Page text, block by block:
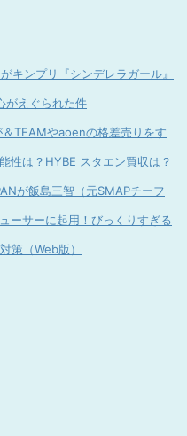
キンプリ『シンデレラガール』
がえぐられた件
TEAMやaoenの格差売りをす
性は？HYBE スタエン買収は？
が飯島三智（元SMAPチーフ
ーサーに起用！びっくりすぎる
策（Web版）